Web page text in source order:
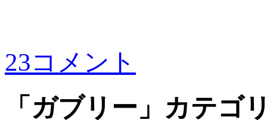
23コメント
「ガブリー」カテゴ